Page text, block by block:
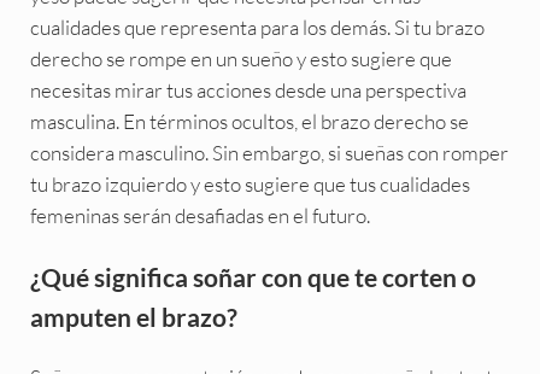
cualidades que representa para los demás. Si tu brazo
derecho se rompe en un sueño y esto sugiere que
necesitas mirar tus acciones desde una perspectiva
masculina. En términos ocultos, el brazo derecho se
considera masculino. Sin embargo, si sueñas con romper
tu brazo izquierdo y esto sugiere que tus cualidades
femeninas serán desafiadas en el futuro.
¿Qué significa soñar con que te corten o
amputen el brazo?